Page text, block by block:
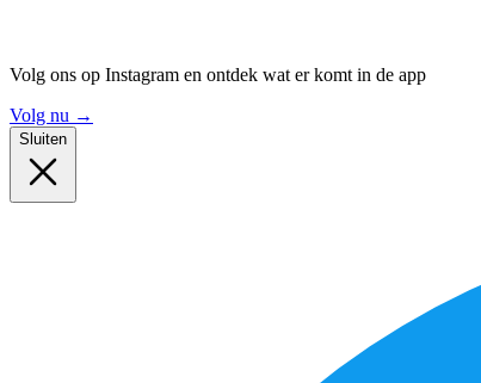
Volg ons op Instagram en ontdek wat er komt in de app
Volg nu →
Sluiten